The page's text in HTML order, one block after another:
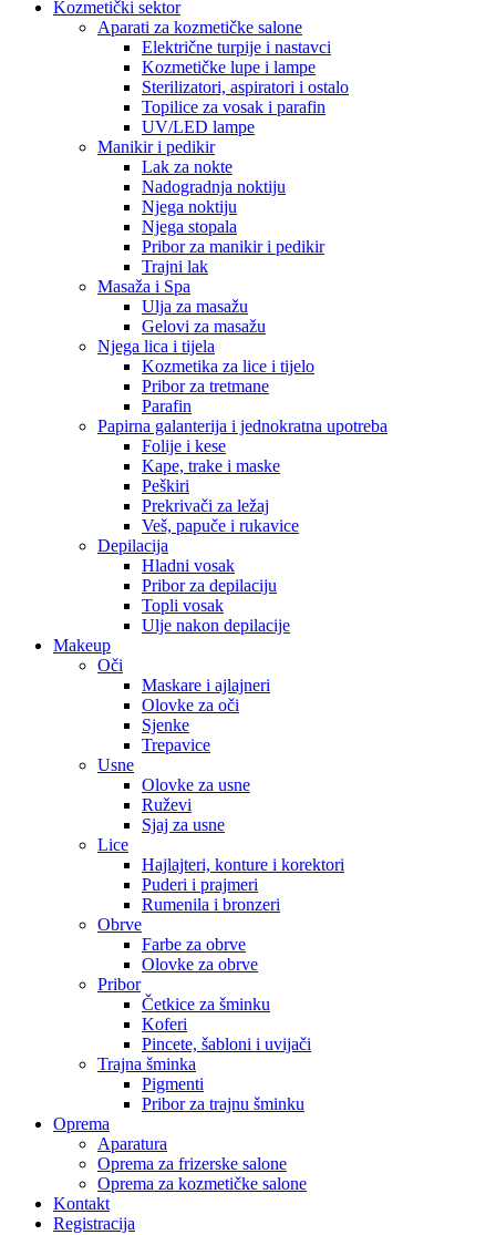
Kozmetički sektor
Aparati za kozmetičke salone
Električne turpije i nastavci
Kozmetičke lupe i lampe
Sterilizatori, aspiratori i ostalo
Topilice za vosak i parafin
UV/LED lampe
Manikir i pedikir
Lak za nokte
Nadogradnja noktiju
Njega noktiju
Njega stopala
Pribor za manikir i pedikir
Trajni lak
Masaža i Spa
Ulja za masažu
Gelovi za masažu
Njega lica i tijela
Kozmetika za lice i tijelo
Pribor za tretmane
Parafin
Papirna galanterija i jednokratna upotreba
Folije i kese
Kape, trake i maske
Peškiri
Prekrivači za ležaj
Veš, papuče i rukavice
Depilacija
Hladni vosak
Pribor za depilaciju
Topli vosak
Ulje nakon depilacije
Makeup
Oči
Maskare i ajlajneri
Olovke za oči
Sjenke
Trepavice
Usne
Olovke za usne
Ruževi
Sjaj za usne
Lice
Hajlajteri, konture i korektori
Puderi i prajmeri
Rumenila i bronzeri
Obrve
Farbe za obrve
Olovke za obrve
Pribor
Četkice za šminku
Koferi
Pincete, šabloni i uvijači
Trajna šminka
Pigmenti
Pribor za trajnu šminku
Oprema
Aparatura
Oprema za frizerske salone
Oprema za kozmetičke salone
Kontakt
Registracija